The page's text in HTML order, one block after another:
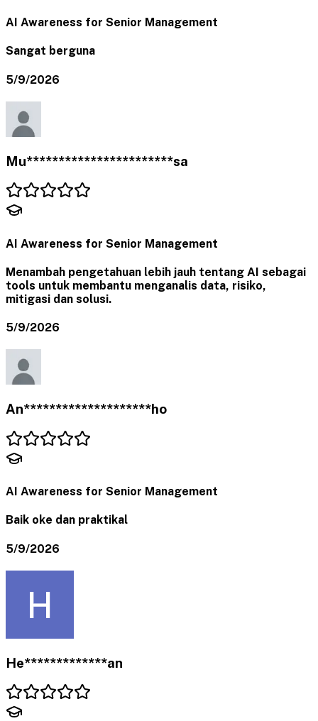
AI Awareness for Senior Management
Sangat berguna
5/9/2026
Mu***********************sa
AI Awareness for Senior Management
Menambah pengetahuan lebih jauh tentang AI sebagai
tools untuk membantu menganalis data, risiko,
mitigasi dan solusi.
5/9/2026
An********************ho
AI Awareness for Senior Management
Baik oke dan praktikal
5/9/2026
He*************an